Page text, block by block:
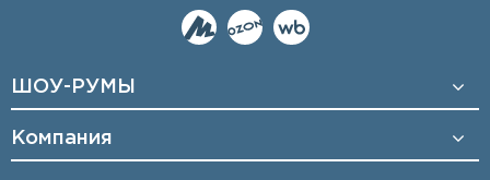
ШОУ-РУМЫ
Компания